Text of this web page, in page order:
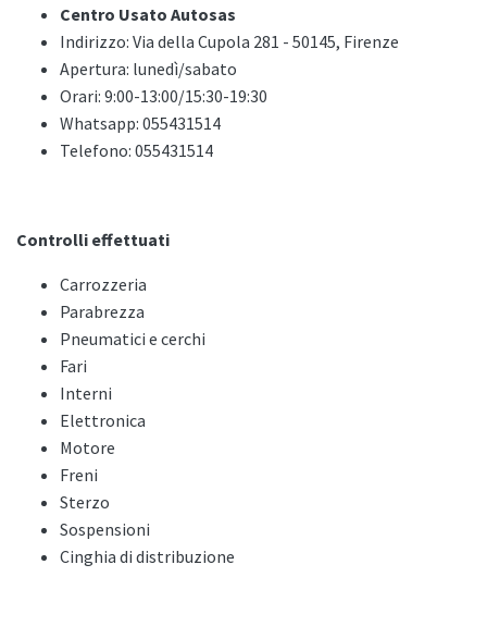
Centro Usato Autosas
Indirizzo: Via della Cupola 281 - 50145, Firenze
Apertura: lunedì/sabato
Orari: 9:00-13:00/15:30-19:30
Whatsapp: 055431514
Telefono: 055431514
Controlli effettuati
Carrozzeria
Parabrezza
Pneumatici e cerchi
Fari
Interni
Elettronica
Motore
Freni
Sterzo
Sospensioni
Cinghia di distribuzione